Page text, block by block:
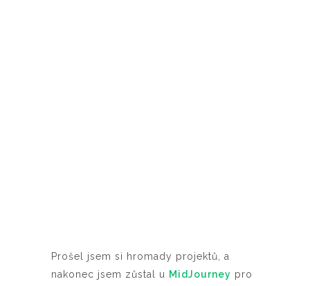
Prošel jsem si hromady projektů, a
nakonec jsem zůstal u MidJourney pro